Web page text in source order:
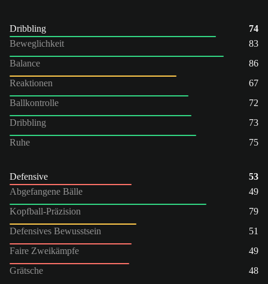
Dribbling
74
Beweglichkeit
83
Balance
86
Reaktionen
67
Ballkontrolle
72
Dribbling
73
Ruhe
75
Defensive
53
Abgefangene Bälle
49
Kopfball-Präzision
79
Defensives Bewusstsein
51
Faire Zweikämpfe
49
Grätsche
48